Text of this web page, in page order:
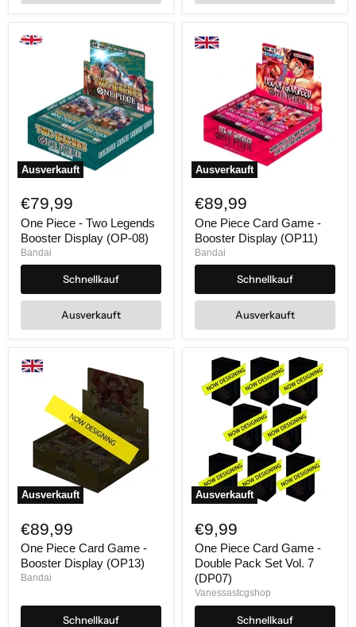
Ausverkauft
Piece
-
Two
Legends
Booster
Display
€79,99
One Piece - Two Legends
Booster Display (OP-08)
Bandai
Schnellkauf
Ausverkauft
Ausverkauft
Piece
Card
Game
Booster
Display
€89,99
One Piece Card Game -
Booster Display (OP11)
Bandai
Schnellkauf
Ausverkauft
Ausverkauft
Piece
Card
Game
Booster
€89,99
One Piece Card Game -
Booster Display (OP13)
Bandai
Schnellkauf
Ausverkauft
Piece
Card
Game
Double
Pack
Set
Vol.
€9,99
One Piece Card Game -
Double Pack Set Vol. 7
(DP07)
Vanessastcgshop
Schnellkauf